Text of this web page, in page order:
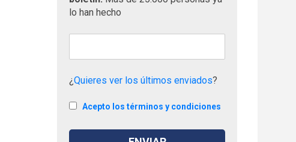
lo han hecho
¿Quieres ver los últimos enviados?
Acepto los términos y condiciones